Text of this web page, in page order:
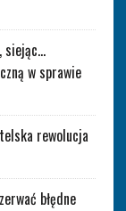
siejąc…
w sprawie
rewolucja
błędne